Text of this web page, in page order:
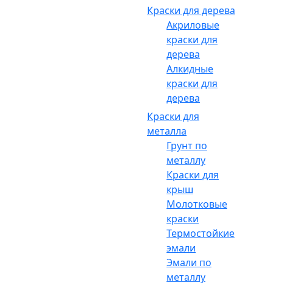
Краски для дерева
Акриловые
краски для
дерева
Алкидные
краски для
дерева
Краски для
металла
Грунт по
металлу
Краски для
крыш
Молотковые
краски
Термостойкие
эмали
Эмали по
металлу